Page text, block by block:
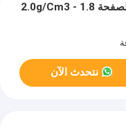
لوحات العزل الكهربائي الناعمة كثافة الصفحة 1.8 - 2.0g/Cm3
نتحدث الآن